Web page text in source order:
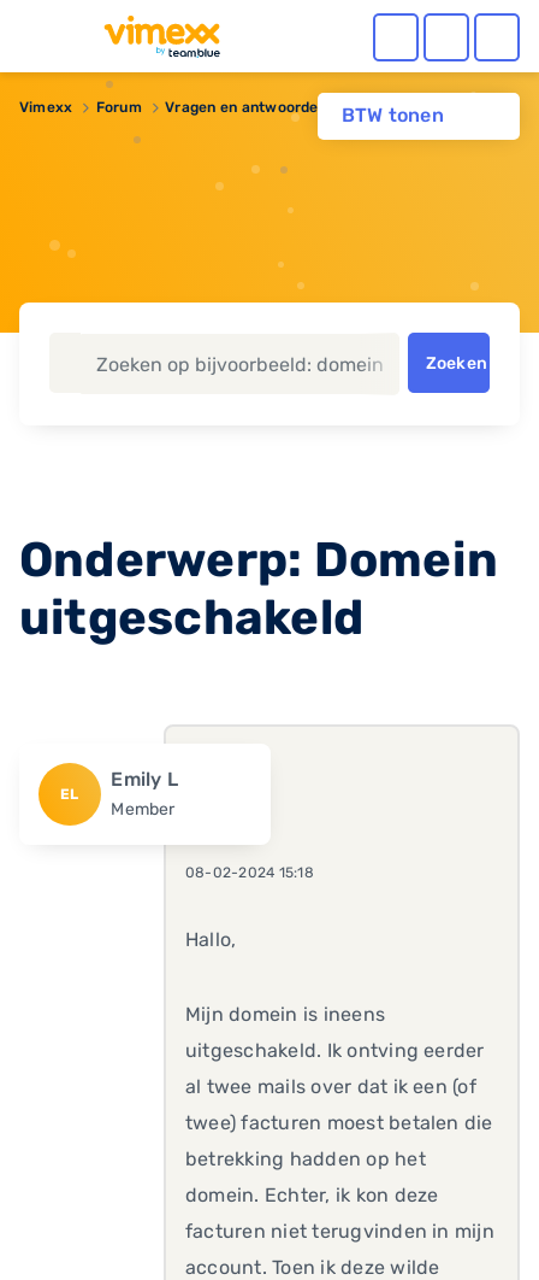
BTW tonen
Vimexx Forum Vragen en antwoorden Domein uitgeschakeld
Zoeken
Onderwerp: Domein
uitgeschakeld
EL
Emily L
Member
08-02-2024 15:18
Hallo,
Mijn domein is ineens
uitgeschakeld. Ik ontving eerder
al twee mails over dat ik een (of
twee) facturen moest betalen die
betrekking hadden op het
domein. Echter, ik kon deze
facturen niet terugvinden in mijn
account. Toen ik deze wilde